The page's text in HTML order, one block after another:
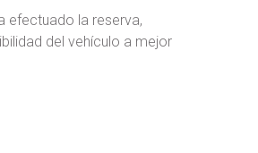
efectuado la reserva,
del vehículo a mejor